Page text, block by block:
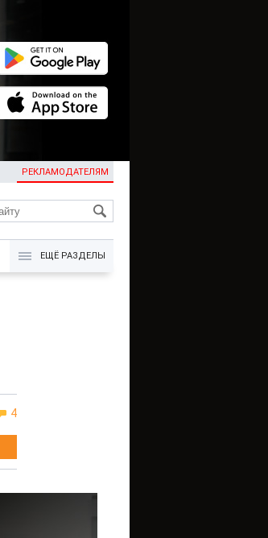
РЕКЛАМОДАТЕЛЯМ
KG
ЕЩЁ РАЗДЕЛЫ
4